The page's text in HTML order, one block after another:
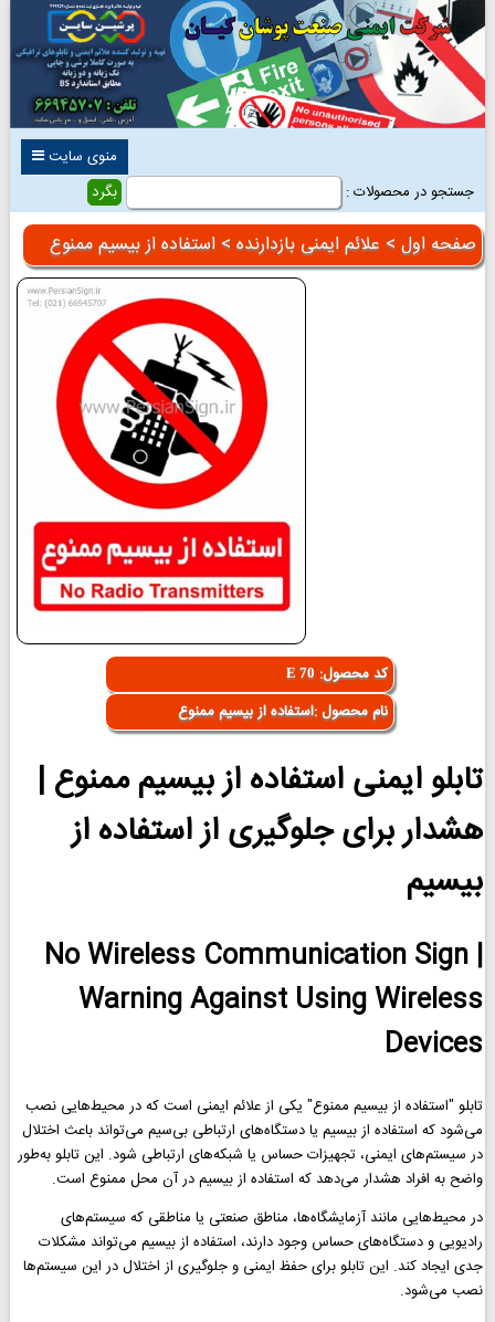
منوی سایت
جستجو در محصولات :
صفحه اول > علائم ایمنی بازدارنده > استفاده از بیسیم ممنوع
کد محصول: E 70
نام محصول :استفاده از بیسیم ممنوع
تابلو ایمنی استفاده از بیسیم ممنوع |
هشدار برای جلوگیری از استفاده از
بیسیم
No Wireless Communication Sign |
Warning Against Using Wireless
Devices
تابلو "استفاده از بیسیم ممنوع" یکی از علائم ایمنی است که در محیط‌هایی نصب
می‌شود که استفاده از بیسیم یا دستگاه‌های ارتباطی بی‌سیم می‌تواند باعث اختلال
در سیستم‌های ایمنی، تجهیزات حساس یا شبکه‌های ارتباطی شود. این تابلو به‌طور
واضح به افراد هشدار می‌دهد که استفاده از بیسیم در آن محل ممنوع است.
در محیط‌هایی مانند آزمایشگاه‌ها، مناطق صنعتی یا مناطقی که سیستم‌های
رادیویی و دستگاه‌های حساس وجود دارند، استفاده از بیسیم می‌تواند مشکلات
جدی ایجاد کند. این تابلو برای حفظ ایمنی و جلوگیری از اختلال در این سیستم‌ها
نصب می‌شود.